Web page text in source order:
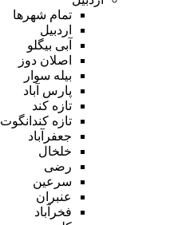
تمام شهر‌ها
اردبیل
آبی بیگلو
اصلان دوز
بیله سوار
پارس آباد
تازه کند
تازه کندانگوت
جعفرآباد
خلخال
رضی
سرعین
عنبران
فخرآباد